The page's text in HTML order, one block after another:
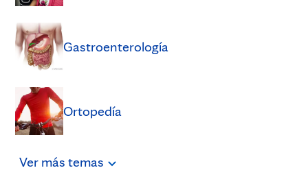
Gastroenterología
Ortopedía
Ver más temas